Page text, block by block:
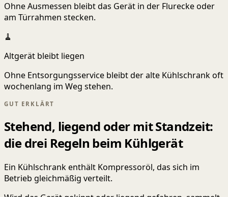
Ohne Ausmessen bleibt das Gerät in der Flurecke oder
am Türrahmen stecken.
🧹
Altgerät bleibt liegen
Ohne Entsorgungsservice bleibt der alte Kühlschrank oft
wochenlang im Weg stehen.
GUT ERKLÄRT
Stehend, liegend oder mit Standzeit:
die drei Regeln beim Kühlgerät
Ein Kühlschrank enthält Kompressoröl, das sich im
Betrieb gleichmäßig verteilt.